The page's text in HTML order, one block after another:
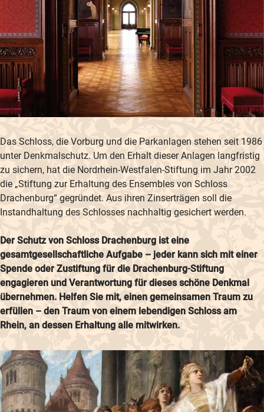
Das Schloss, die Vorburg und die Parkanlagen stehen seit 1986
unter Denkmalschutz. Um den Erhalt dieser Anlagen langfristig
zu sichern, hat die Nordrhein-Westfalen-Stiftung im Jahr 2002
die „Stiftung zur Erhaltung des Ensembles von Schloss
Drachenburg“ gegründet. Aus ihren Zinserträgen soll die
Instandhaltung des Schlosses nachhaltig gesichert werden.
Der Schutz von Schloss Drachenburg ist eine
gesamtgesellschaftliche Aufgabe – jeder kann sich mit einer
Spende oder Zustiftung für die Drachenburg-Stiftung
engagieren und Verantwortung für dieses schöne Denkmal
übernehmen. Helfen Sie mit, einen gemeinsamen Traum zu
erfüllen – den Traum von einem lebendigen Schloss am
Rhein, an dessen Erhaltung alle mitwirken.